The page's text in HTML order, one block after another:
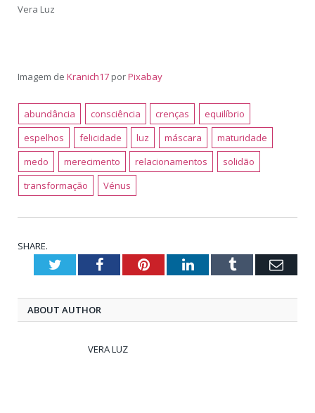
Vera Luz
Imagem de Kranich17 porPixabay
abundância consciência crenças
equilíbrio
espelhos
felicidade luz máscara
maturidade
medo
merecimento relacionamentos
solidão
transformação
Vénus
SHARE.
TwitterFacebookPinterestLinkedInTumblr
ABOUT AUTHOR
VERA LUZ